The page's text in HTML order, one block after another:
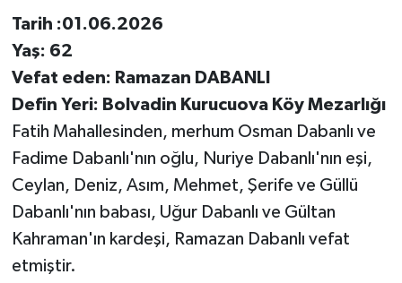
Tarih :01.06.2026
Yaş: 62
Vefat eden: Ramazan DABANLI
Defin Yeri: Bolvadin Kurucuova Köy Mezarlığı
Fatih Mahallesinden, merhum Osman Dabanlı ve
Fadime Dabanlı'nın oğlu, Nuriye Dabanlı'nın eşi,
Ceylan, Deniz, Asım, Mehmet, Şerife ve Güllü
Dabanlı'nın babası, Uğur Dabanlı ve Gültan
Kahraman'ın kardeşi, Ramazan Dabanlı vefat
etmiştir.